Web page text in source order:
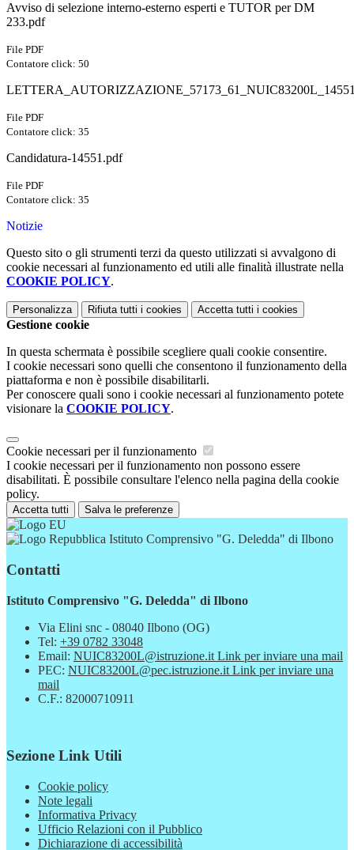
Avviso di selezione interno-esterno esperti e TUTOR per DM
233.pdf
File PDF
Contatore click: 50
File PDF
Contatore click: 35
Candidatura-14551.pdf
File PDF
Contatore click: 35
Notizie
Questo sito o gli strumenti terzi da questo utilizzati si avvalgono di
cookie necessari al funzionamento ed utili alle finalità illustrate nella
COOKIE POLICY.
Personalizza Rifiuta tutti i cookies Accetta tutti i cookies
Gestione cookie
In questa schermata è possibile scegliere quali cookie consentire.
I cookie necessari sono quelli che consentono il funzionamento della
piattaforma e non è possibile disabilitarli.
Per conoscere quali sono i cookie necessari al funzionamento potete
visionare la COOKIE POLICY.
Cookie necessari per il funzionamento
I cookie necessari per il funzionamento non possono essere
disabilitati. È possibile consultare l'elenco nella pagina della cookie
policy.
Accetta tutti Salva le preferenze
Istituto Comprensivo "G. Deledda" di Ilbono
Contatti
Istituto Comprensivo "G. Deledda" di Ilbono
Via Elini snc - 08040 Ilbono (OG)
Tel: +39 0782 33048
Email: NUIC83200L@istruzione.it Link per inviare una mail
PEC: NUIC83200L@pec.istruzione.it Link per inviare una
mail
C.F.: 82000710911
Sezione Link Utili
Cookie policy
Note legali
Informativa Privacy
Ufficio Relazioni con il Pubblico
Dichiarazione di accessibilità